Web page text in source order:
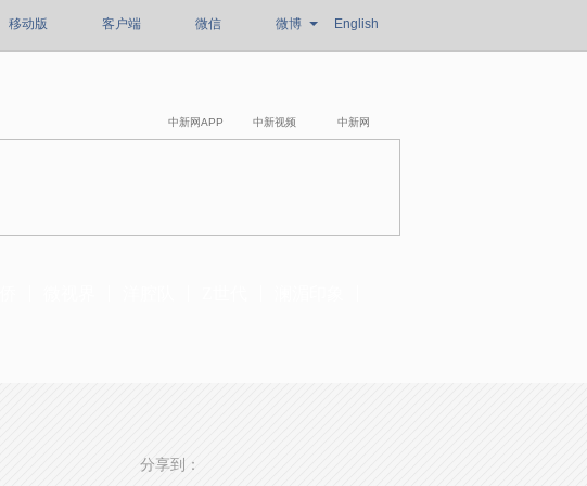
移动版 客户端 微信 微博 English
中新网APP 中新视频 中新网
分享到：